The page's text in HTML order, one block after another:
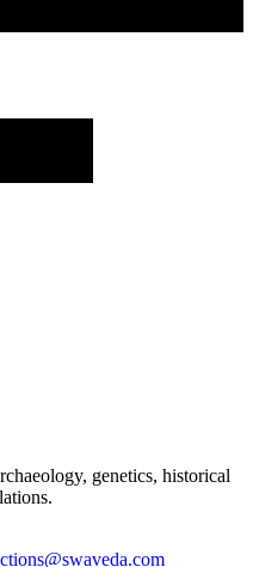
genetics, historical